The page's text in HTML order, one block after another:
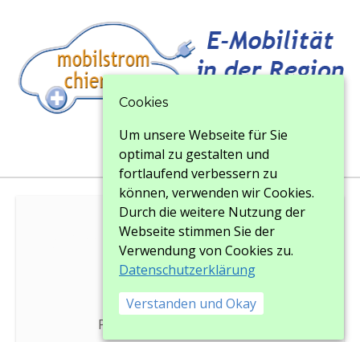
Menu
Statikgeruest-eTankstelle
Posted on
Cookies
Um unsere Webseite für Sie
optimal zu gestalten und
fortlaufend verbessern zu
können, verwenden wir Cookies.
Durch die weitere Nutzung der
Webseite stimmen Sie der
Verwendung von Cookies zu.
Datenschutzerklärung
Verstanden und Okay